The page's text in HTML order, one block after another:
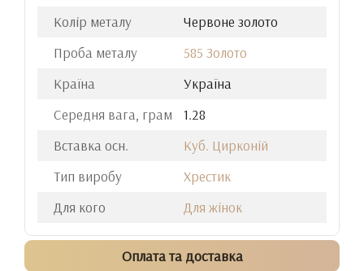
Колір металу
Червоне золото
Проба металу
585 Золото
Країна
Україна
Середня вага, грам
1.28
Вставка осн.
Куб. Цирконій
Тип виробу
Хрестик
Для кого
Для жінок
Оплата та доставка